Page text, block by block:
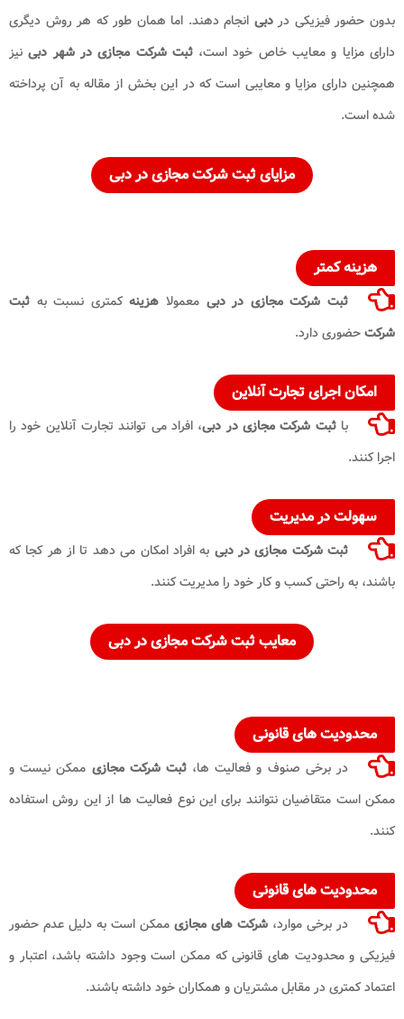
بدون حضور فیزیکی دردبی انجام دهند. اما همان طور که هر روش دیگری
دارای مزایا و معایب خاص خود است،ثبت شرکت مجازی در شهر دبینیز
همچنین دارای مزایا و معایبی است که در این بخش از مقاله به آن پرداخته
شده است.
مزایای ثبت شرکت مجازی در دبی
هزینه کمتر
ثبت شرکت مجازی در دبی معمولا هزینهکمتری نسبت به ثبت
شرکتحضوری دارد.
امکان اجرای تجارت آنلاین
با ثبت شرکت مجازی در دبی، افراد می توانند تجارت آنلاین خود را
اجرا کنند.
سهولت در مدیریت
ثبت شرکت مجازی در دبی به افراد امکان می دهد تا از هر کجا که
باشند، به راحتی کسب و کار خود را مدیریت کنند.
معایب ثبت شرکت مجازی در دبی
محدودیت های قانونی
در برخی صنوف و فعالیت ها،ثبت شرکت مجازی ممکن نیست و
ممکن است متقاضیان نتوانند برای این نوع فعالیت ها از این روش استفاده
کنند.
محدودیت های قانونی
در برخی موارد، شرکت های مجازی ممکن است به دلیل عدم حضور
فیزیکی و محدودیت های قانونی که ممکن است وجود داشته باشد، اعتبار و
اعتماد کمتری در مقابل مشتریان و همکاران خود داشته باشند.